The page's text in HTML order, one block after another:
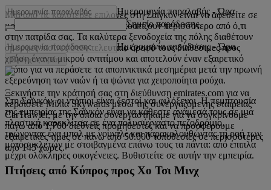
Μία από τις καλύτερες επιλογές στη Σαϊγκόν είναι να αφεθείτε σε
μορφές πολυτέλειας που ίσως κοστίζουν περισσότερο από ό,τι
στην πατρίδα σας. Τα καλύτερα ξενοδοχεία της πόλης διαθέτουν
όμορφες πισίνες στον τελευταίο όροφό τους διαθέσιμες προς
χρήση έναντι μικρού αντιτίμου και αποτελούν έναν εξαιρετικό
τρόπο για να περάσετε τα αποπνικτικά μεσημέρια μετά την πρωινή
εξερεύνηση των ναών ή τα ψώνια για χειροποίητα ρούχα.
Στη Σαϊγκόν, οι ντόπιοι είναι ζεστοί και φιλόξενοι. Η πεμπτουσία
της εμπειρίας της Σαϊγκόν είναι να κάθεστε ανάμεσά τους σε μια
πλαστική καρεκλίτσα σε ένα πολυσύχναστο πεζοδρόμιο,
τρώγοντας ένα μπολ με νουντλς και παρακολουθώντας τη ροή των
μοτοσυκλετών με στοιβαγμένα επάνω τους τα πάντα: από έπιπλα
μέχρι ολόκληρες οικογένειες. Βυθιστείτε σε αυτήν την εμπειρία.
Ημερομηνία παραλαβής - Ώρα
Σημείο παράδοσης
Ημερομηνία παράδοσης - Ώρα
Έλεγχος τιμών
Ξεκινήστε την κράτησή σας στη διεύθυνση emirates.com για να
κερδίσετε Μίλια Skywards μέσω της συνεργαζόμενης εταιρείας
CarTrawler, με την οποία συνεργαστήκαμε για να συγκρίνουμε
πάνω από 1.700 διεθνείς προμηθευτές και να προσφέρουμε
εξαιρετικές τιμές σε πάνω από 50.000 τοποθεσίες σε περισσότερες
από 145 χώρες.
Πτήσεις από Κύπρος προς Χο Τσι Μινχ